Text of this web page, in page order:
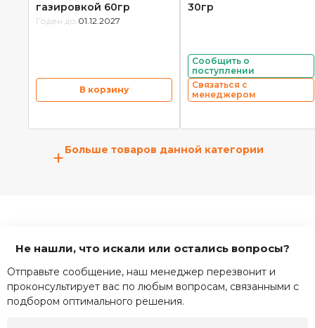
газировкой 60гр
Годен до: 01.12.2027
В корзину
30гр
Сообщить о
поступлении
Связаться с
менеджером
+Больше товаров данной категории
Не нашли, что искали или остались вопросы?
Отправьте сообщение, наш менеджер перезвонит и
проконсультирует вас по любым вопросам, связанными с
подбором оптимального решения.